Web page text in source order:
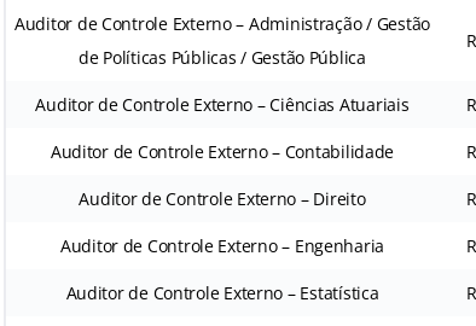
Auditor de Controle Externo – Administração / Gestão
de Políticas Públicas / Gestão Pública
Auditor de Controle Externo – Ciências Atuariais
Auditor de Controle Externo – Contabilidade
Auditor de Controle Externo – Direito
Auditor de Controle Externo – Engenharia
Auditor de Controle Externo – Estatística